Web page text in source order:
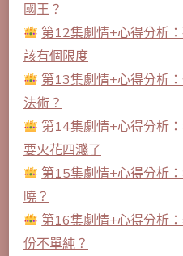
國王？
第12集劇情+心得分析
該有個限度
第13集劇情+心得分析
法術？
第14集劇情+心得分析
要火花四濺了
第15集劇情+心得分析
曉？
第16集劇情+心得分析
份不單純？